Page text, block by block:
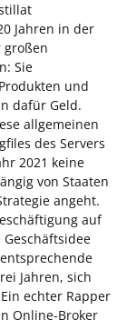
Jahren in der
großen
Sie
und
dafür Geld.
allgemeinen
des Servers
2021 keine
von Staaten
angeht.
auf
Jahren, sich
echter Rapper
Online-Broker